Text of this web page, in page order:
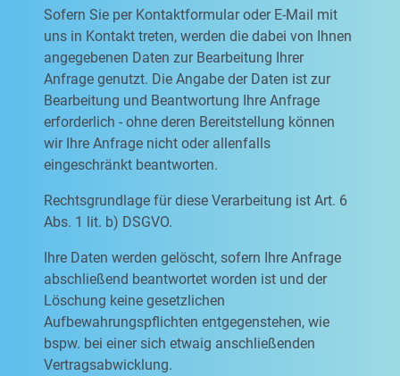
Sofern Sie per Kontaktformular oder E-Mail mit
uns in Kontakt treten, werden die dabei von Ihnen
angegebenen Daten zur Bearbeitung Ihrer
Anfrage genutzt. Die Angabe der Daten ist zur
Bearbeitung und Beantwortung Ihre Anfrage
erforderlich - ohne deren Bereitstellung können
wir Ihre Anfrage nicht oder allenfalls
eingeschränkt beantworten.
Rechtsgrundlage für diese Verarbeitung ist Art. 6
Abs. 1 lit. b) DSGVO.
Ihre Daten werden gelöscht, sofern Ihre Anfrage
abschließend beantwortet worden ist und der
Löschung keine gesetzlichen
Aufbewahrungspflichten entgegenstehen, wie
bspw. bei einer sich etwaig anschließenden
Vertragsabwicklung.